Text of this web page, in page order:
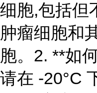
细胞,包括但
肿瘤细胞和
胞。2. **如
请在 -20°C